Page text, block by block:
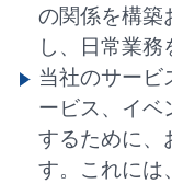
の関係を構築
し、日常業務
当社のサービ
ービス、イベ
するために、
す。これには